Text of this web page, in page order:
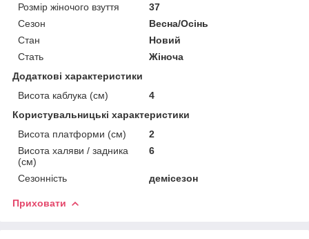
Розмір жіночого взуття
37
Сезон
Весна/Осінь
Стан
Новий
Стать
Жіноча
Додаткові характеристики
Висота каблука (см)
4
Користувальницькі характеристики
Висота платформи (см)
2
Висота халяви / задника
(см)
6
Сезонність демісезон
Приховати